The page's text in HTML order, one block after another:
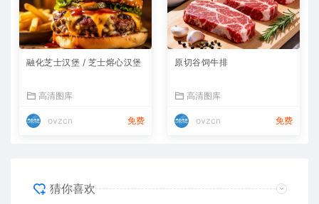
融化芝士汉堡 / 芝士熔心汉堡
高清图库
ovzcn 免费
原切谷饲牛排
高清图库
ovzcn 免费
猜你喜欢